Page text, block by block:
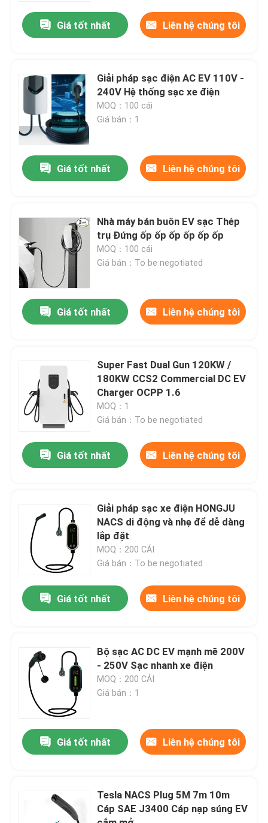
Về chúng tôi
Địa chỉ liên hệ
Sản phẩm
trạm sạc ev
Bộ sạc EV di động
Bộ sạc Wallbox EV
Dây nối dài bộ sạc EV
Giá tốt nhất Liên hệ chúng tôi
Giải pháp sạc điện AC EV 110V -
240V Hệ thống sạc xe điện
MOQ：100 cái
Giá bán：1
Giá tốt nhất Liên hệ chúng tôi
Nhà máy bán buôn EV sạc Thép
trụ Đứng ốp ốp ốp ốp ốp ốp
MOQ：100 cái
Giá bán：To be negotiated
Giá tốt nhất Liên hệ chúng tôi
Super Fast Dual Gun 120KW /
180KW CCS2 Commercial DC EV
Charger OCPP 1.6
MOQ：1
Giá bán：To be negotiated
Giá tốt nhất Liên hệ chúng tôi
Giải pháp sạc xe điện HONGJU
NACS di động và nhẹ để dễ dàng
lắp đặt
MOQ：200 CÁI
Giá bán：To be negotiated
Giá tốt nhất Liên hệ chúng tôi
Bộ sạc AC DC EV mạnh mẽ 200V
- 250V Sạc nhanh xe điện
MOQ：200 CÁI
Giá bán：1
Giá tốt nhất Liên hệ chúng tôi
Tesla NACS Plug 5M 7m 10m
Cáp SAE J3400 Cáp nạp súng EV